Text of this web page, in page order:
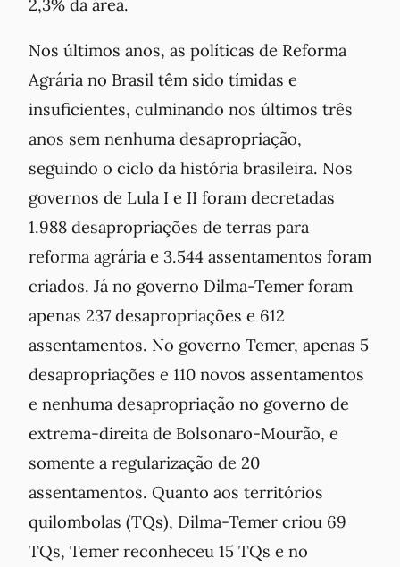
2,3% da área.
Nos últimos anos, as políticas de Reforma
Agrária no Brasil têm sido tímidas e
insuficientes, culminando nos últimos três
anos sem nenhuma desapropriação,
seguindo o ciclo da história brasileira. Nos
governos de Lula I e II foram decretadas
1.988 desapropriações de terras para
reforma agrária e 3.544 assentamentos foram
criados. Já no governo Dilma-Temer foram
apenas 237 desapropriações e 612
assentamentos. No governo Temer, apenas 5
desapropriações e 110 novos assentamentos
e nenhuma desapropriação no governo de
extrema-direita de Bolsonaro-Mourão, e
somente a regularização de 20
assentamentos. Quanto aos territórios
quilombolas (TQs), Dilma-Temer criou 69
TQs, Temer reconheceu 15 TQs e no